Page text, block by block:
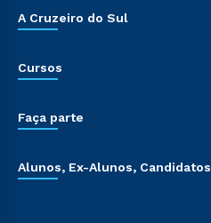
A Cruzeiro do Sul
Cursos
Faça parte
Alunos, Ex-Alunos, Candidatos